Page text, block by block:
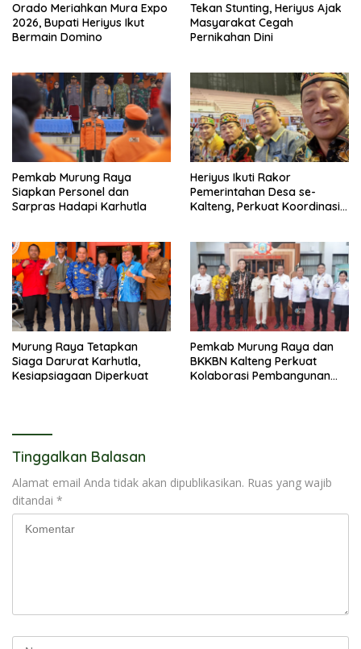
Orado Meriahkan Mura Expo
2026, Bupati Heriyus Ikut
Bermain Domino
Tekan Stunting, Heriyus Ajak
Masyarakat Cegah
Pernikahan Dini
Pemkab Murung Raya
Siapkan Personel dan
Sarpras Hadapi Karhutla
Heriyus Ikuti Rakor
Pemerintahan Desa se-
Kalteng, Perkuat Koordinasi
Murung Raya Tetapkan
Siaga Darurat Karhutla,
Kesiapsiagaan Diperkuat
Pemkab Murung Raya dan
BKKBN Kalteng Perkuat
Kolaborasi Pembangunan
Tinggalkan Balasan
Alamat email Anda tidak akan dipublikasikan. Ruas yang wajib
ditandai *